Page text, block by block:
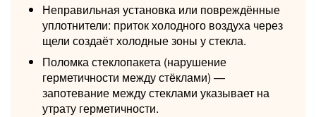
Неправильная установка или повреждённые
уплотнители: приток холодного воздуха через
щели создаёт холодные зоны у стекла.
Поломка стеклопакета (нарушение
герметичности между стёклами) —
запотевание между стеклами указывает на
утрату герметичности.